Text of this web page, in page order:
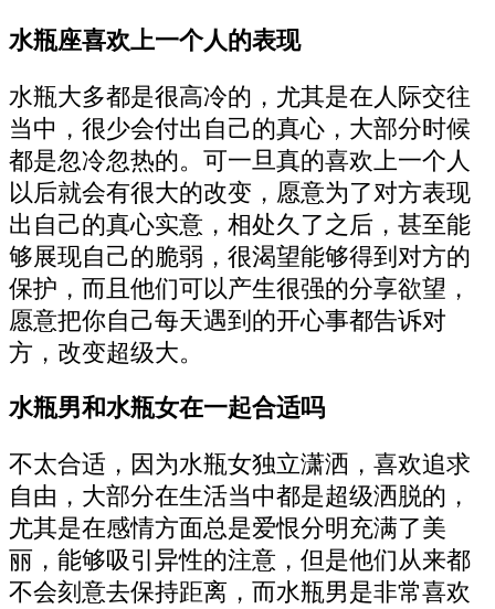
水瓶座喜欢上一个人的表现
水瓶大多都是很高冷的，尤其是在人际交往
当中，很少会付出自己的真心，大部分时候
都是忽冷忽热的。可一旦真的喜欢上一个人
以后就会有很大的改变，愿意为了对方表现
出自己的真心实意，相处久了之后，甚至能
够展现自己的脆弱，很渴望能够得到对方的
保护，而且他们可以产生很强的分享欲望，
愿意把你自己每天遇到的开心事都告诉对
方，改变超级大。
水瓶男和水瓶女在一起合适吗
不太合适，因为水瓶女独立潇洒，喜欢追求
自由，大部分在生活当中都是超级洒脱的，
尤其是在感情方面总是爱恨分明充满了美
丽，能够吸引异性的注意，但是他们从来都
不会刻意去保持距离，而水瓶男是非常喜欢